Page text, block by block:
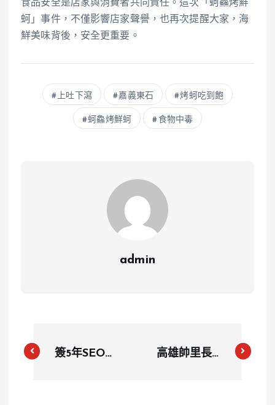
食品安全是店家與消費者共同責任。這次「蚵鱻烤鮮
蚵」事件，不僅影響店家聲譽，也再次提醒大家，海
鮮美味背後，安全更重要。
上吐下瀉 嘉義東石 烤蚵吃到飽
蚵鱻烤鮮蚵 食物中毒
admin
簽5年SEO合
高雄帥里長林